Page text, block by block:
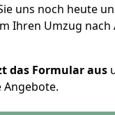
uns noch heute
Ihren Umzug nach
das Formular aus
Angebote.